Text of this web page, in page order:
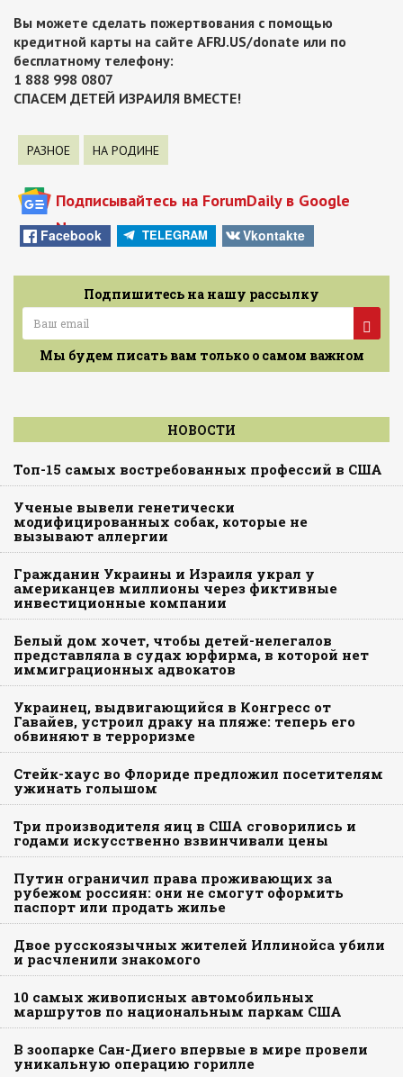
Вы можете сделать пожертвования с помощью
кредитной карты на сайте AFRJ.US/donate или по
бесплатному телефону:
1 888 998 0807
СПАСЕМ ДЕТЕЙ ИЗРАИЛЯ ВМЕСТЕ!
РАЗНОЕ НА РОДИНЕ
Подписывайтесь на ForumDaily в Google
News
Facebook TELEGRAM Vkontakte
Подпишитесь на нашу рассылку
Мы будем писать вам только о самом важном
НОВОСТИ
Топ-15 самых востребованных профессий в США
Ученые вывели генетически
модифицированных собак, которые не
вызывают аллергии
Гражданин Украины и Израиля украл у
американцев миллионы через фиктивные
инвестиционные компании
Белый дом хочет, чтобы детей-нелегалов
представляла в судах юрфирма, в которой нет
иммиграционных адвокатов
Украинец, выдвигающийся в Конгресс от
Гавайев, устроил драку на пляже: теперь его
обвиняют в терроризме
Стейк-хаус во Флориде предложил посетителям
ужинать голышом
Три производителя яиц в США сговорились и
годами искусственно взвинчивали цены
Путин ограничил права проживающих за
рубежом россиян: они не смогут оформить
паспорт или продать жилье
Двое русскоязычных жителей Иллинойса убили
и расчленили знакомого
10 самых живописных автомобильных
маршрутов по национальным паркам США
В зоопарке Сан-Диего впервые в мире провели
уникальную операцию горилле